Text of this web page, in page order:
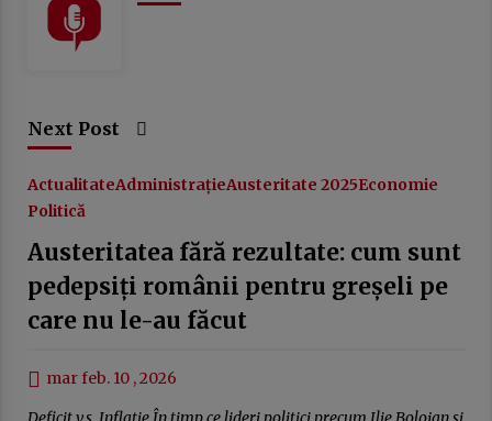
Next Post
ActualitateAdministrațieAusteritate 2025Economie
Politică
Austeritatea fără rezultate: cum sunt
pedepsiți românii pentru greșeli pe
care nu le-au făcut
mar feb. 10 , 2026